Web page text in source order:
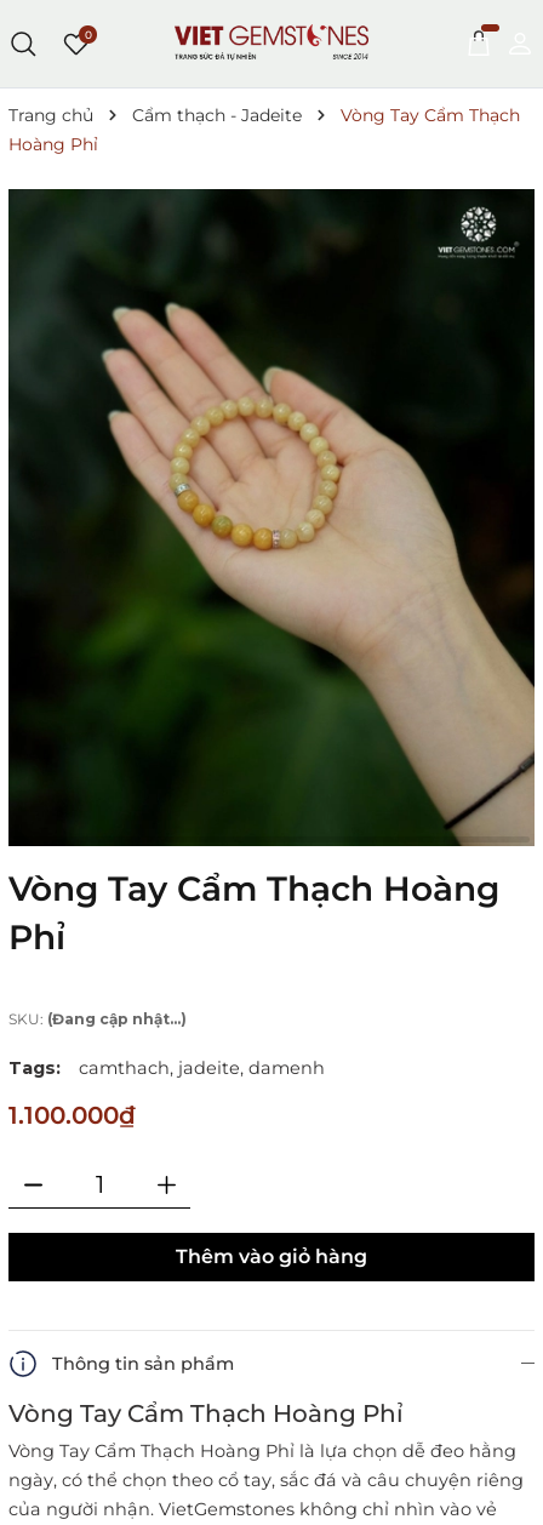
0
Trang chủ Cẩm thạch - Jadeite
Vòng Tay Cẩm Thạch
Hoàng Phỉ
Vòng Tay Cẩm Thạch Hoàng
Phỉ
SKU: (Đang cập nhật...)
Tags: camthach, jadeite, damenh
1.100.000₫
Thêm vào giỏ hàng
Thông tin sản phẩm
Vòng Tay Cẩm Thạch Hoàng Phỉ
Vòng Tay Cẩm Thạch Hoàng Phỉ là lựa chọn dễ đeo hằng
ngày, có thể chọn theo cổ tay, sắc đá và câu chuyện riêng
của người nhận. VietGemstones không chỉ nhìn vào vẻ